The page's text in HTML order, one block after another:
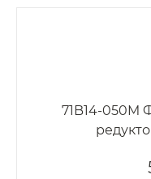
71B14-050M